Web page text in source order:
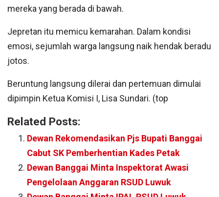
mereka yang berada di bawah.
Jepretan itu memicu kemarahan. Dalam kondisi
emosi, sejumlah warga langsung naik hendak beradu
jotos.
Beruntung langsung dilerai dan pertemuan dimulai
dipimpin Ketua Komisi I, Lisa Sundari. (top
Related Posts:
Dewan Rekomendasikan Pjs Bupati Banggai
Cabut SK Pemberhentian Kades Petak
Dewan Banggai Minta Inspektorat Awasi
Pengelolaan Anggaran RSUD Luwuk